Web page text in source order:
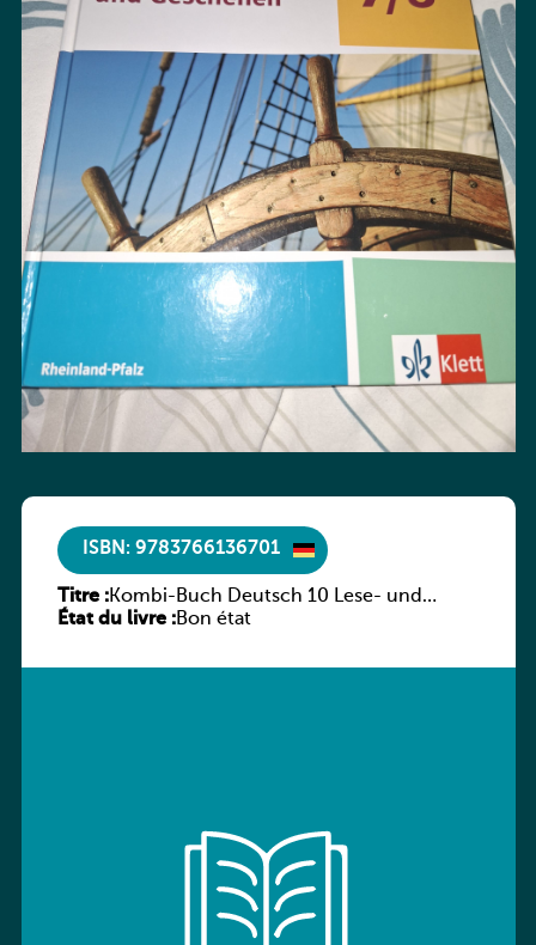
ISBN: 9783766136701
Titre :Kombi-Buch Deutsch 10 Lese- und
Sprachbuch
État du livre :Bon état